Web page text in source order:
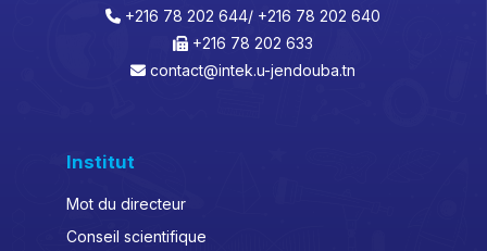
+216 78 202 644/ +216 78 202 640
+216 78 202 633
contact@intek.u-jendouba.tn
Institut
Mot du directeur
Conseil scientifique